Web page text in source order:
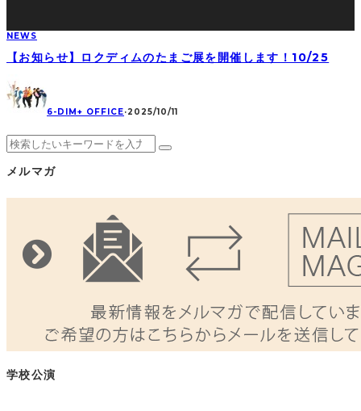
NEWS
【お知らせ】ロクディムのたまご展を開催します！10/25
6-DIM+ OFFICE·2025/10/11
メルマガ
学校公演